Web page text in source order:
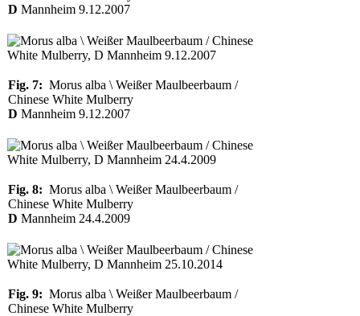
D Mannheim 9.12.2007
Fig. 7: Morus alba \ Weißer Maulbeerbaum /
Chinese White Mulberry
D Mannheim 9.12.2007
Fig. 8: Morus alba \ Weißer Maulbeerbaum /
Chinese White Mulberry
D Mannheim 24.4.2009
Fig. 9: Morus alba \ Weißer Maulbeerbaum /
Chinese White Mulberry